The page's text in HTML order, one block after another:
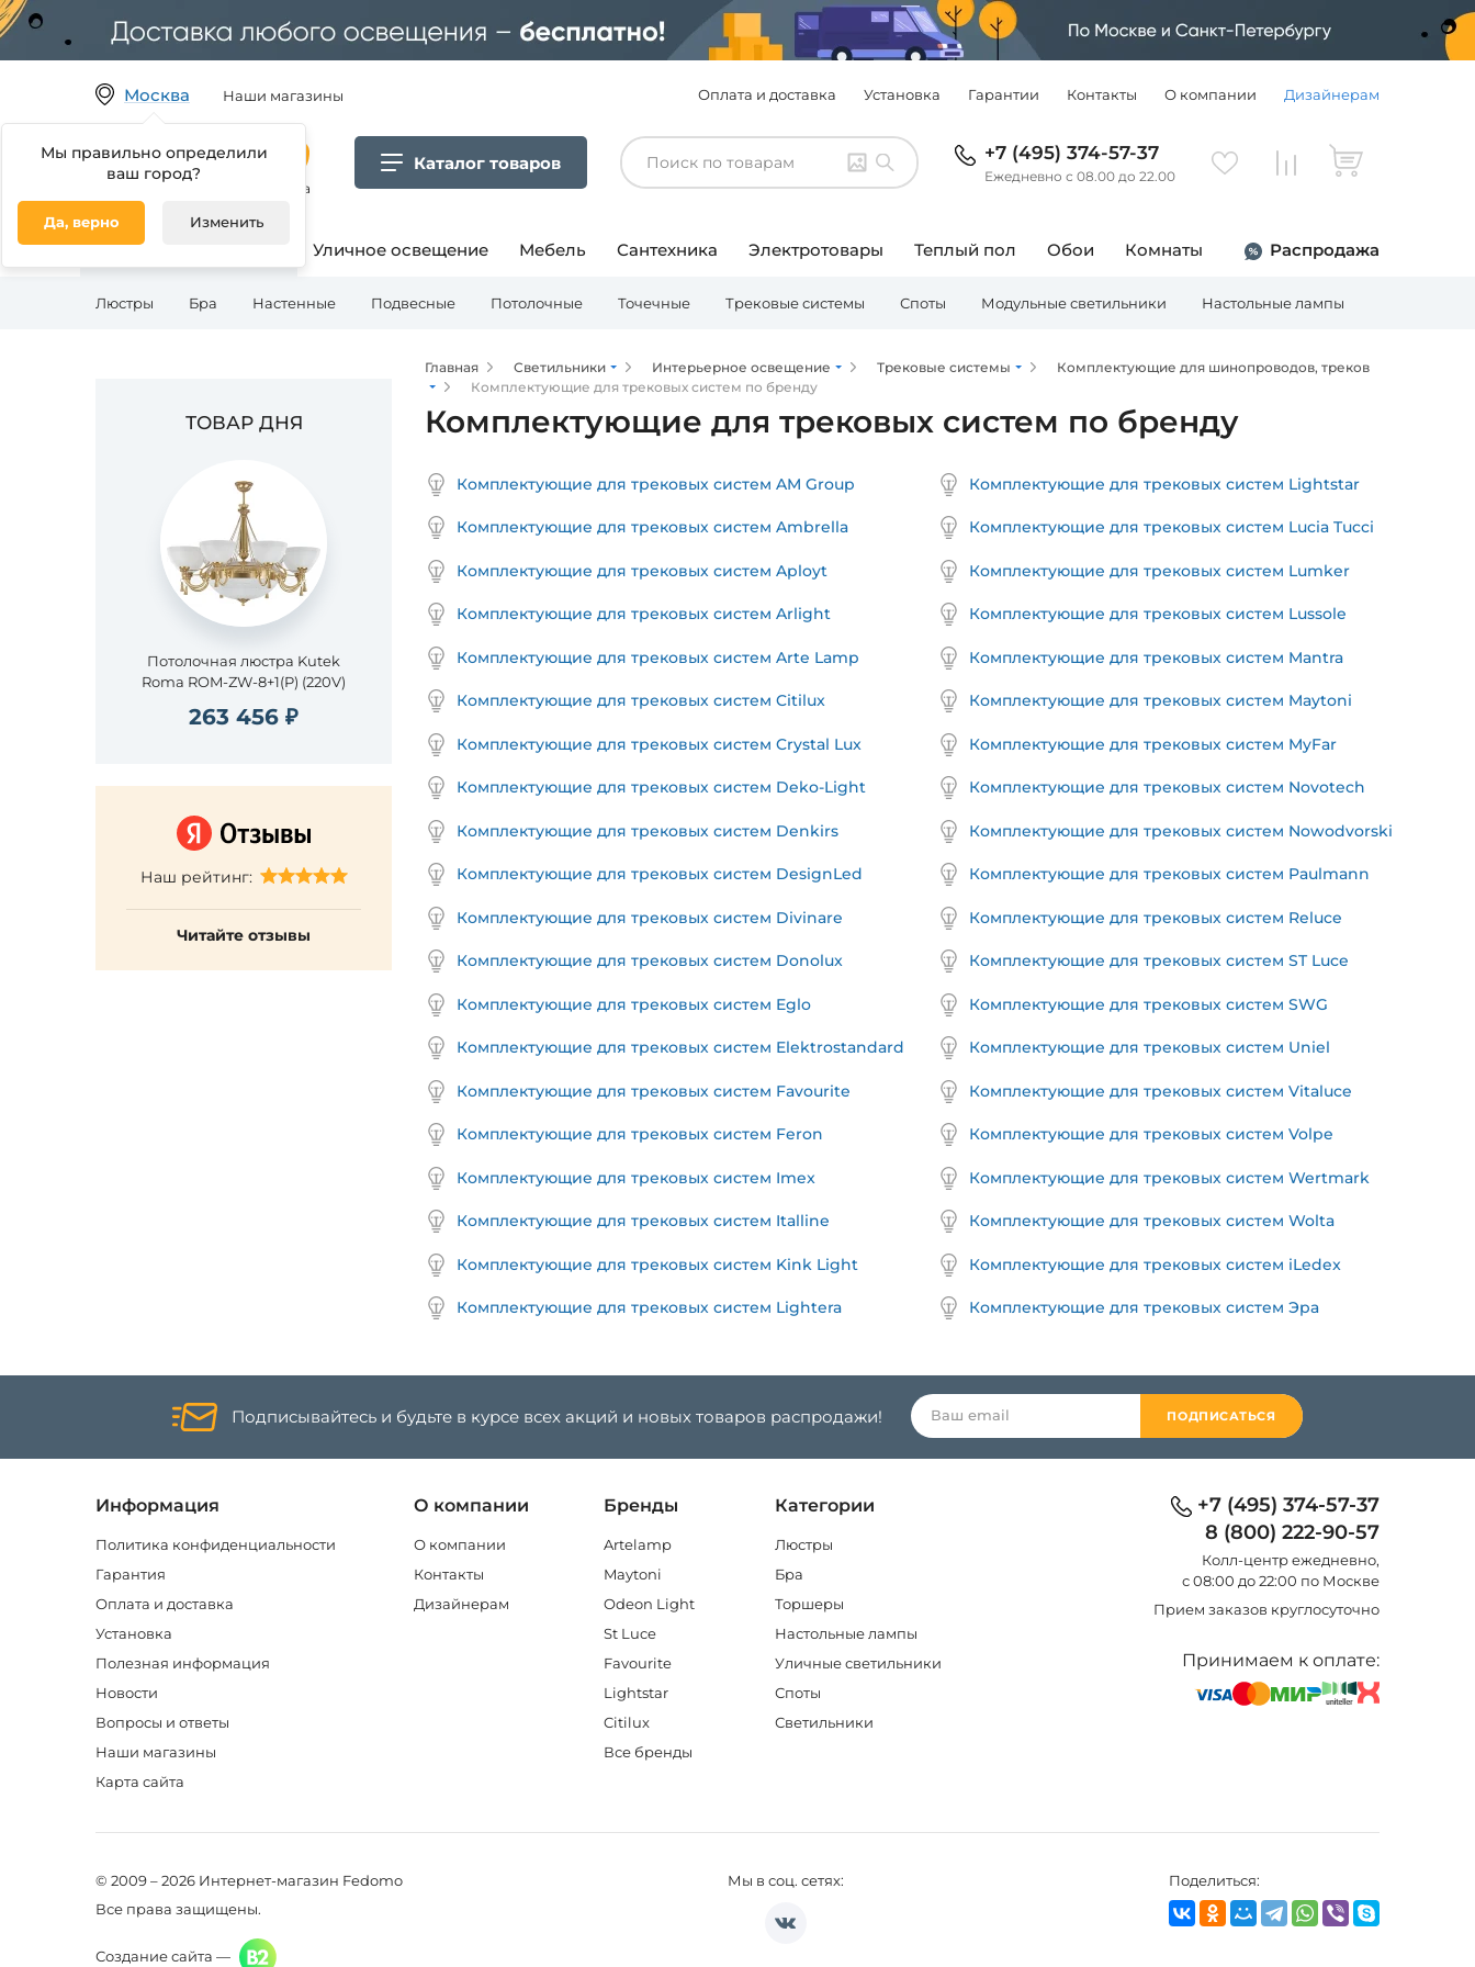
Москва
Мы правильно определили
ваш город?
Да, верно Изменить
Наши магазины Оплата и доставка Установка Гарантии Контакты О компании Дизайнерам
Гипермаркет товаров для дома
Каталог товаров +7 (495) 374-57-37
Ежедневно с 08.00 до 22.00
Освещение для дома Уличное освещение Мебель Сантехника Электротовары Теплый пол Обои Комнаты Распродажа
Люстры Бра Настенные Подвесные Потолочные Точечные Трековые системы Споты Модульные светильники Настольные лампы
ТОВАР ДНЯ
Потолочная люстра Kutek
Roma ROM-ZW-8+1(P) (220V)
263 456 ₽
Наш рейтинг:
Читайте отзывы
Главная Светильники Интерьерное освещение Трековые системы
Комплектующие для шинопроводов, треков
Комплектующие для трековых систем по бренду
Комплектующие для трековых систем по бренду
Комплектующие для трековых систем AM Group
Комплектующие для трековых систем Ambrella
Комплектующие для трековых систем Aployt
Комплектующие для трековых систем Arlight
Комплектующие для трековых систем Arte Lamp
Комплектующие для трековых систем Citilux
Комплектующие для трековых систем Crystal Lux
Комплектующие для трековых систем Deko-Light
Комплектующие для трековых систем Denkirs
Комплектующие для трековых систем DesignLed
Комплектующие для трековых систем Divinare
Комплектующие для трековых систем Donolux
Комплектующие для трековых систем Eglo
Комплектующие для трековых систем Elektrostandard
Комплектующие для трековых систем Favourite
Комплектующие для трековых систем Feron
Комплектующие для трековых систем Imex
Комплектующие для трековых систем Italline
Комплектующие для трековых систем Kink Light
Комплектующие для трековых систем Lightera
Комплектующие для трековых систем Lightstar
Комплектующие для трековых систем Lucia Tucci
Комплектующие для трековых систем Lumker
Комплектующие для трековых систем Lussole
Комплектующие для трековых систем Mantra
Комплектующие для трековых систем Maytoni
Комплектующие для трековых систем MyFar
Комплектующие для трековых систем Novotech
Комплектующие для трековых систем Nowodvorski
Комплектующие для трековых систем Paulmann
Комплектующие для трековых систем Reluce
Комплектующие для трековых систем ST Luce
Комплектующие для трековых систем SWG
Комплектующие для трековых систем Uniel
Комплектующие для трековых систем Vitaluce
Комплектующие для трековых систем Volpe
Комплектующие для трековых систем Wertmark
Комплектующие для трековых систем Wolta
Комплектующие для трековых систем iLedex
Комплектующие для трековых систем Эра
Подписывайтесь и будьте в курсе всех акций и новых товаров распродажи! ПОДПИСАТЬСЯ
Информация
Политика конфиденциальности
Гарантия
Оплата и доставка
Установка
Полезная информация
Новости
Вопросы и ответы
Наши магазины
Карта сайта
О компании
О компании
Контакты
Дизайнерам
Бренды
Artelamp
Maytoni
Odeon Light
St Luce
Favourite
Lightstar
Citilux
Все бренды
Категории
Люстры
Бра
Торшеры
Настольные лампы
Уличные светильники
Споты
Светильники
+7 (495) 374-57-37
8 (800) 222-90-57
Колл-центр eжедневно,
с 08:00 до 22:00 по Москве
Прием заказов круглосуточно
Принимаем к оплате:
© 2009 – 2026 Интернет-магазин Fedomo
Все права защищены.
Создание сайта —
Мы в соц. сетях: Поделиться: